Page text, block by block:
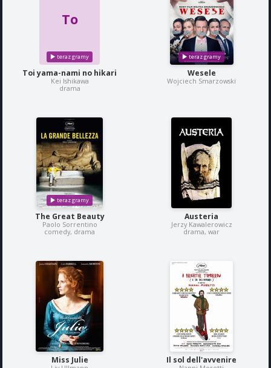
To
Toi yama-nami no hikari
Kei Ishikawa
drama
Wesele
Wojciech Smarzowski
The Great Beauty
Paolo Sorrentino
comedy, drama
Austeria
Jerzy Kawalerowicz
drama, war
Miss Julie Il sol dell'avvenire